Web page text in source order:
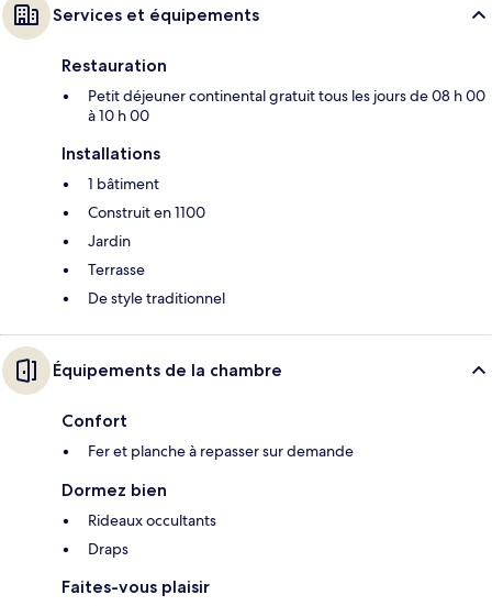
Services et équipements
Restauration
Petit déjeuner continental gratuit tous les jours de 08 h 00
à 10 h 00
Installations
1 bâtiment
Construit en 1100
Jardin
Terrasse
De style traditionnel
Équipements de la chambre
Confort
Fer et planche à repasser sur demande
Dormez bien
Rideaux occultants
Draps
Faites-vous plaisir